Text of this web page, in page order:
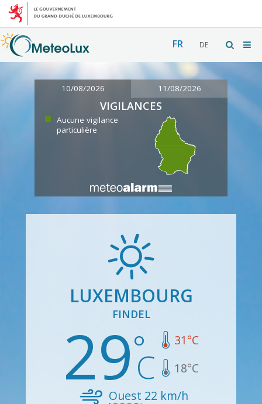
FR DE
10/08/2026 11/08/2026
VIGILANCES
Aucune vigilance
particulière
LUXEMBOURG
FINDEL
29 31°C
18°C
Ouest 22 km/h